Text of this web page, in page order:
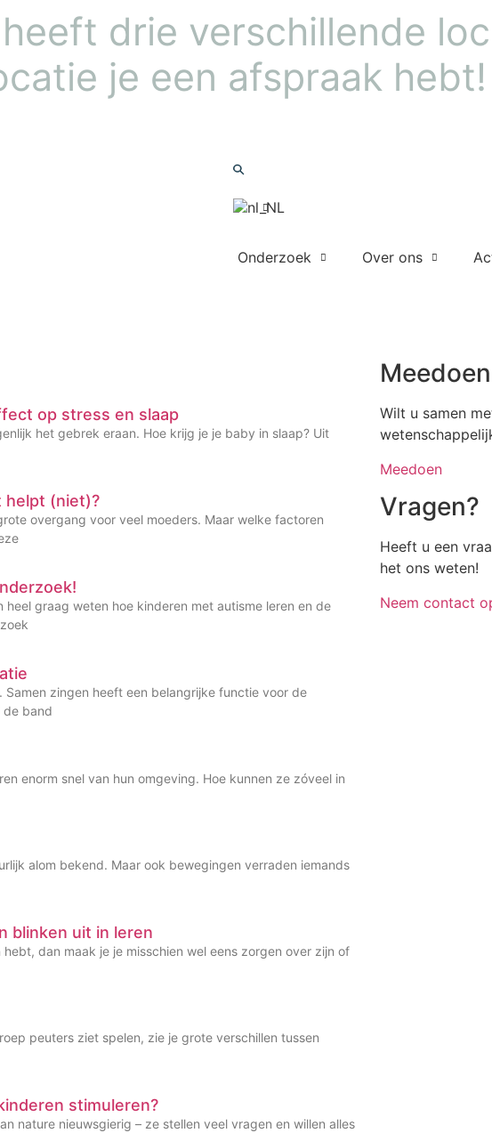
drie verschillende
je een afspraak hebt!
Onderzoek Over ons
op stress en slaap
het gebrek eraan. Hoe krijg je je baby in slaap? Uit
helpt (niet)?
overgang voor veel moeders. Maar welke factoren
graag weten hoe kinderen met autisme leren en de
zingen heeft een belangrijke functie voor de
de band
enorm snel van hun omgeving. Hoe kunnen ze zóveel in
alom bekend. Maar ook bewegingen verraden iemands
blinken uit in leren
dan maak je je misschien wel eens zorgen over zijn of
peuters ziet spelen, zie je grote verschillen tussen
stimuleren?
nature nieuwsgierig – ze stellen veel vragen en willen alles
Wilt u samen
Meedoen
Vragen?
Heeft u een
het ons weten!
Neem contact